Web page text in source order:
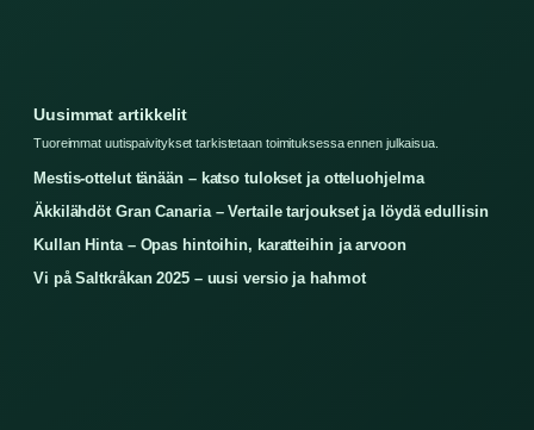
Uusimmat artikkelit
Tuoreimmat uutispaivitykset tarkistetaan toimituksessa ennen julkaisua.
Mestis-ottelut tänään – katso tulokset ja otteluohjelma
Äkkilähdöt Gran Canaria – Vertaile tarjoukset ja löydä edullisin
Kullan Hinta – Opas hintoihin, karatteihin ja arvoon
Vi på Saltkråkan 2025 – uusi versio ja hahmot